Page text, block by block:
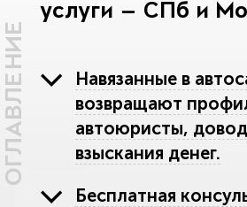
ОГЛАВЛЕНИЕ
услуги — СПб и
Навязанные в
возвращают
автоюристы,
взыскания денег.
Бесплатная